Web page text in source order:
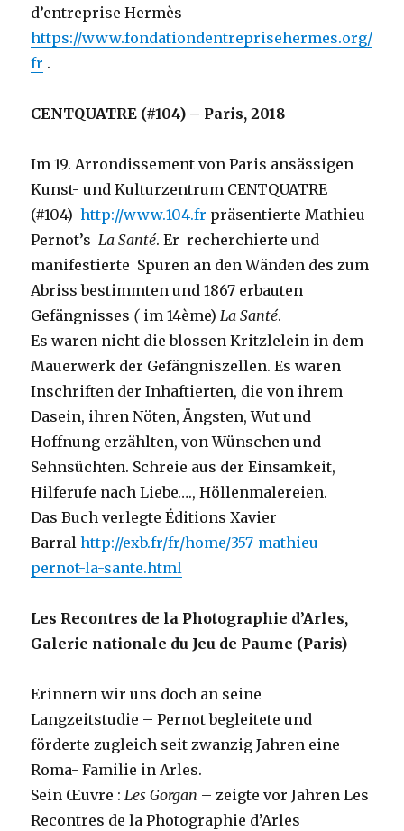
d’entreprise Hermès
https://www.fondationdentreprisehermes.org/
fr .
CENTQUATRE (#104) – Paris, 2018
Im 19. Arrondissement von Paris ansässigen
Kunst- und Kulturzentrum CENTQUATRE
(#104)http://www.104.fr präsentierte Mathieu
Pernot’sLa Santé. Er recherchierte und
manifestierte Spuren an den Wänden des zum
Abriss bestimmten und 1867 erbauten
Gefängnisses ( im 14ème)La Santé.
Es waren nicht die blossen Kritzlelein in dem
Mauerwerk der Gefängniszellen. Es waren
Inschriften der Inhaftierten, die von ihrem
Dasein, ihren Nöten, Ängsten, Wut und
Hoffnung erzählten, von Wünschen und
Sehnsüchten. Schreie aus der Einsamkeit,
Hilferufe nach Liebe…., Höllenmalereien.
Das Buch verlegte Éditions Xavier
Barralhttp://exb.fr/fr/home/357-mathieu-
pernot-la-sante.html
Les Recontres de la Photographie d’Arles,
Galerie nationale du Jeu de Paume (Paris)
Erinnern wir uns doch an seine
Langzeitstudie – Pernot begleitete und
förderte zugleich seit zwanzig Jahren eine
Roma- Familie in Arles.
Sein Œuvre :Les Gorgan – zeigte vor Jahren Les
Recontres de la Photographie d’Arles